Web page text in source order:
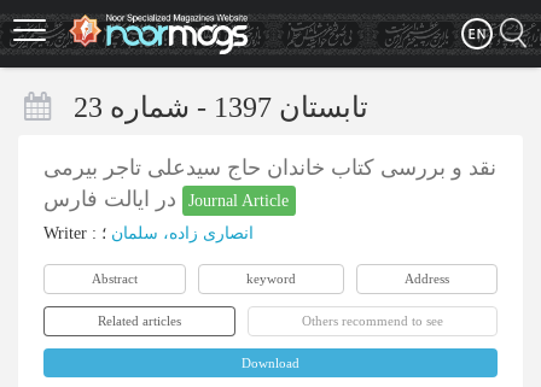
Skip
to
main
تابستان 1397 - شماره 23
نقد و بررسی کتاب خاندان حاج سیدعلی تاجر بیرمی
Journal Article
Writer : انصاری زاده، سلمان ؛
Abstract keyword Address
Related articles Others recommend to see
Download